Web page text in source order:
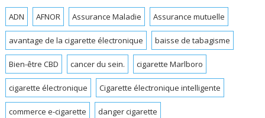
ADN AFNOR Assurance Maladie Assurance mutuelle
avantage de la cigarette électronique baisse de tabagisme
Bien-être CBD cancer du sein. cigarette Marlboro
cigarette électronique Cigarette électronique intelligente
commerce e-cigarette danger cigarette